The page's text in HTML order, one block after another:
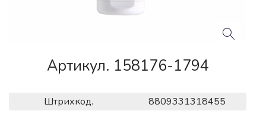
Артикул. 158176-1794
Штрихкод. 8809331318455